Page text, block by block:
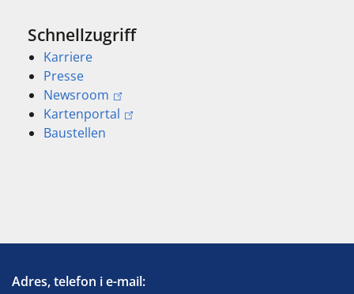
Schnellzugriff
Karriere
Presse
Newsroom
Kartenportal
Baustellen
Adres, telefon i e-mail: